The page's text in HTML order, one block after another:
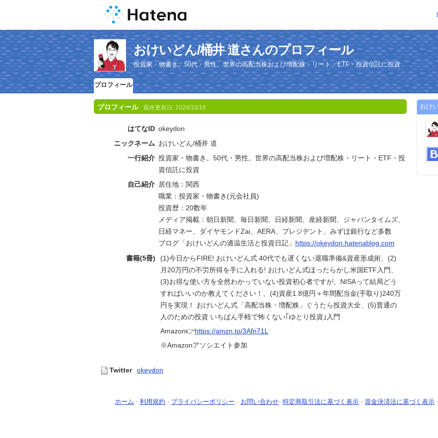
おけいどん/桶井 道さんのプロフィール
投資家・物書き。50代・男性。世界の高配当株および増配株・リート・ETF・投資信託に投資
プロフィール
プロフィール 最終更新日: 2024/10/16
はてなID okeydon
ニックネーム おけいどん/桶井 道
一行紹介 投資家・物書き。50代・男性。世界の高配当株および増配株・リート・ETF・投
資信託に投資
自己紹介 居住地：関西
職業：投資家・物書き(元会社員)
投資歴：20数年
メディア掲載：朝日新聞、毎日新聞、日経新聞、産経新聞、ジャパンタイムズ、
日経マネー、ダイヤモンドZai、AERA、プレジデント、みずほ銀行など多数
ブログ「おけいどんの適温生活と投資日記」 https://okeydon.hatenablog.com
書籍(5冊)
(1)今日からFIRE! おけいどん式 40代でも遅くない退職準備&資産形成術、(2)
月20万円の不労所得を手に入れる! おけいどん式ほったらかし米国ETF入門、
(3)お得な使い方を全然わかっていない投資初心者ですが、NISAって結局どう
すればいいのか教えてください！、(4)資産1.8億円＋年間配当金(手取り)240万
円を実現！ おけいどん式「高配当株・増配株」ぐうたら投資大全、(5)普通の
人のための投資 いちばん手軽で怖くない｢ゆとり投資｣入門
Amazon👉https://amzn.to/3Afn71L
※Amazonアソシエイト参加
Twitter okeydon
おけ
ホーム - 利用規約 - プライバシーポリシー - お問い合わせ- 特定商取引法に基づく表示 - 資金決済法に基づく表示 -